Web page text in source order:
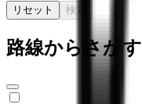
リセット 検索
路線からさがす